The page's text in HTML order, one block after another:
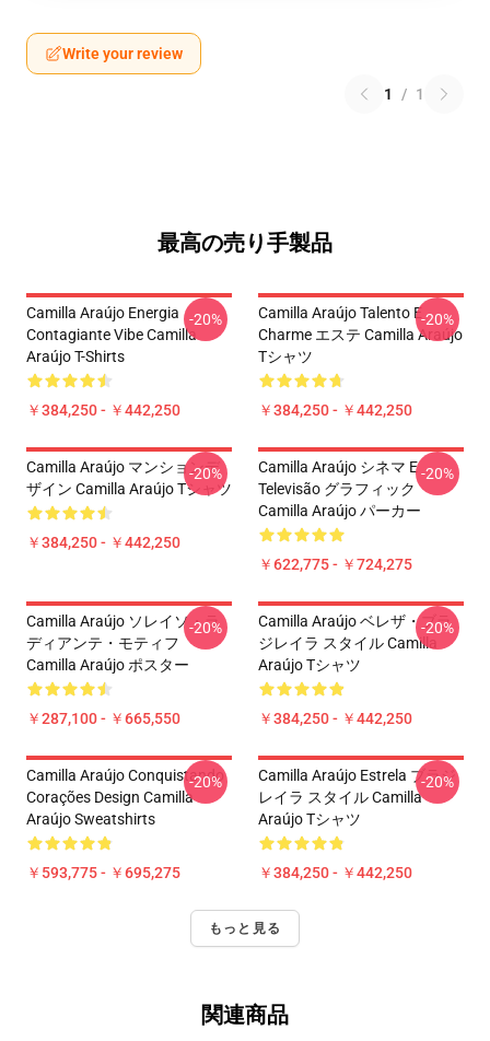
Write your review
1 / 1
最高の売り手製品
Camilla Araújo Energia
Contagiante Vibe Camilla
Araújo T-Shirts
￥384,250 - ￥442,250
-20%
Camilla Araújo Talento E
Charme エステ Camilla Araújo
Tシャツ
￥384,250 - ￥442,250
-20%
Camilla Araújo マンションデ
ザイン Camilla Araújo Tシャツ
￥384,250 - ￥442,250
-20%
Camilla Araújo シネマ E
Televisão グラフィック
Camilla Araújo パーカー
￥622,775 - ￥724,275
-20%
Camilla Araújo ソレイソ・ラ
ディアンテ・モティフ
Camilla Araújo ポスター
￥287,100 - ￥665,550
-20%
Camilla Araújo ベレザ・ブラ
ジレイラ スタイル Camilla
Araújo Tシャツ
￥384,250 - ￥442,250
-20%
Camilla Araújo Conquistando
Corações Design Camilla
Araújo Sweatshirts
￥593,775 - ￥695,275
-20%
Camilla Araújo Estrela ブラジ
レイラ スタイル Camilla
Araújo Tシャツ
￥384,250 - ￥442,250
-20%
もっと見る
関連商品